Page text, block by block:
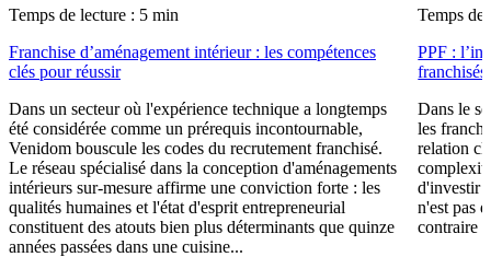
Temps de lecture : 5 min
Franchise d’aménagement intérieur : les compétences
clés pour réussir
Dans un secteur où l'expérience technique a longtemps
été considérée comme un prérequis incontournable,
Venidom bouscule les codes du recrutement franchisé.
Le réseau spécialisé dans la conception d'aménagements
intérieurs sur-mesure affirme une conviction forte : les
qualités humaines et l'état d'esprit entrepreneurial
constituent des atouts bien plus déterminants que quinze
années passées dans une cuisine...
Temps de
PPF :
franchisés
Dans le
les
relation
d'investir
n'est pas
contraire